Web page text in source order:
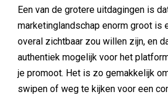
Een van de grotere uitdagingen is
marketinglandschap enorm groot is
overal zichtbaar zou willen zijn, en
authentiek mogelijk voor het
je promoot. Het is zo gemakkelijk
swipen of weg te kijken voor een